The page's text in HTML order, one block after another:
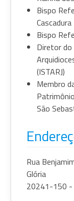
Bispo
Cascadura
Bispo
Diretor
(ISTARJ)
Membro
São
Rua
Glória
20241-150 -